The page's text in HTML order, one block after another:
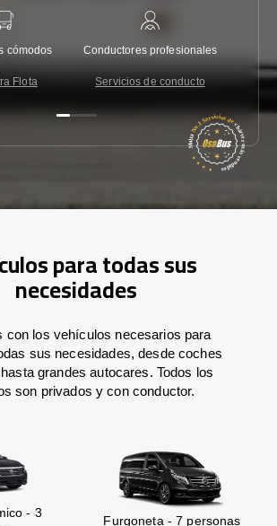
cómodos
Flota
Conductores profesionales
Servicios de conducto
para todas sus
necesidades
con los vehículos necesarios para
sus necesidades, desde coches
grandes autocares. Todos los
son privados y con conductor.
- 3
Furgoneta - 7 personas